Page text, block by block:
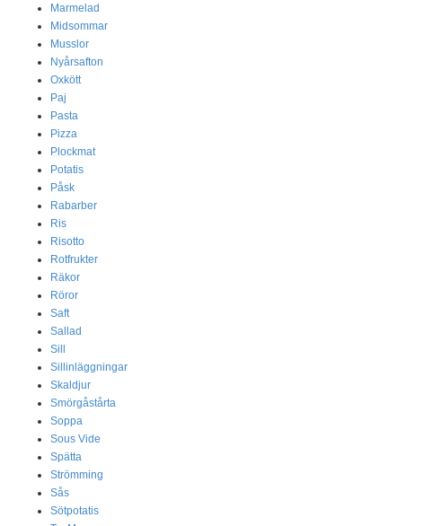
Marmelad
Midsommar
Musslor
Nyårsafton
Oxkött
Paj
Pasta
Pizza
Plockmat
Potatis
Påsk
Rabarber
Ris
Risotto
Rotfrukter
Räkor
Röror
Saft
Sallad
Sill
Sillinläggningar
Skaldjur
Smörgåstårta
Soppa
Sous Vide
Spätta
Strömming
Sås
Sötpotatis